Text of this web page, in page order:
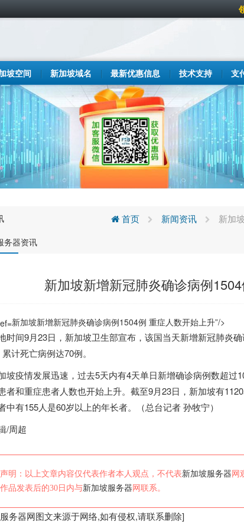
坡空间 新加坡域名 最新优惠信息 技术支持 支
务器资讯
首页 新闻资讯 新加
新加坡新增新冠肺炎确诊病例
新加坡新增新冠肺炎确诊病例1504例 重症人数开始上升”/>
间9月23日， 新加坡卫生部宣布，该国当天新增新冠肺炎
计死亡病例达70例。
坡疫情发展迅速，过去5天内有4天单日新增确诊病例数超过
者和重症患者人数也开始上升。截至9月23日， 新加坡有
中有155人是60岁以上的年长者。（总台记者 孙牧宁）
周超
明：以上文章内容仅代表作者本人观点，不代表新加坡服务器 网
品发表后的30日内与新加坡服务器 网联系。
务器网图文来源于网络,如有侵权,请联系删除]